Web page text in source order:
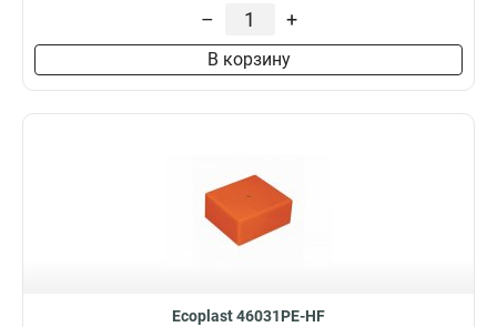
– +
В корзину
Ecoplast 46031PE-HF